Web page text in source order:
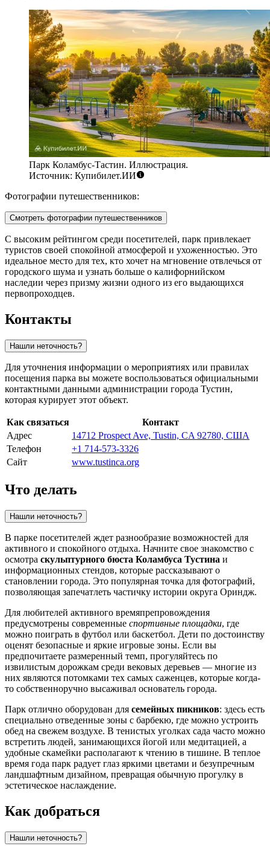
Парк Коламбус-Тастин. Иллюстрация.
Источник: Купибилет.ИИ
Фотографии путешественников:
Смотреть фотографии путешественников
С высоким рейтингом среди посетителей, парк привлекает
туристов своей спокойной атмосферой и ухоженностью. Это
идеальное место для тех, кто хочет на мгновение отвлечься от
городского шума и узнать больше о калифорнийском
наследии через призму жизни одного из его выдающихся
первопроходцев.
Контакты
Нашли неточность?
Для уточнения информации о мероприятиях или правилах
посещения парка вы можете воспользоваться официальными
контактными данными администрации города Тустин,
которая курирует этот объект.
Как связаться
Контакт
Адрес
14712 Prospect Ave, Tustin, CA 92780, США
Телефон
+1 714-573-3326
Сайт
www.tustinca.org
Что делать
Нашли неточность?
В парке посетителей ждет разнообразие возможностей для
активного и спокойного отдыха. Начните свое знакомство с
осмотра скульптурного бюста Коламбуса Тустина и
информационных стендов, которые рассказывают о
становлении города. Это популярная точка для фотографий,
позволяющая запечатлеть частичку истории округа Ориндж.
Для любителей активного времяпрепровождения
предусмотрены современные спортивные площадки, где
можно поиграть в футбол или баскетбол. Дети по достоинству
оценят безопасные и яркие игровые зоны. Если вы
предпочитаете размеренный темп, прогуляйтесь по
извилистым дорожкам среди вековых деревьев — многие из
них являются потомками тех самых саженцев, которые когда-
то собственноручно высаживал основатель города.
Парк отлично оборудован для семейных пикников: здесь есть
специально отведенные зоны с барбекю, где можно устроить
обед на свежем воздухе. В тенистых уголках сада часто можно
встретить людей, занимающихся йогой или медитацией, а
удобные скамейки располагают к чтению в тишине. В теплое
время года парк радует глаз яркими цветами и безупречным
ландшафтным дизайном, превращая обычную прогулку в
эстетическое наслаждение.
Как добраться
Нашли неточность?